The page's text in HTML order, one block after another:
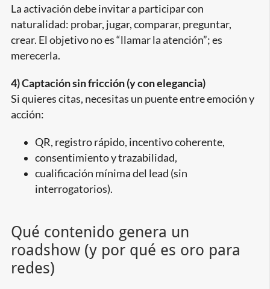
La activación debe invitar a participar con
naturalidad: probar, jugar, comparar, preguntar,
crear. El objetivo no es “llamar la atención”; es
merecerla.
4) Captación sin fricción (y con elegancia)
Si quieres citas, necesitas un puente entre emoción y
acción:
QR, registro rápido, incentivo coherente,
consentimiento y trazabilidad,
cualificación mínima del lead (sin
interrogatorios).
Qué contenido genera un
roadshow (y por qué es oro para
redes)